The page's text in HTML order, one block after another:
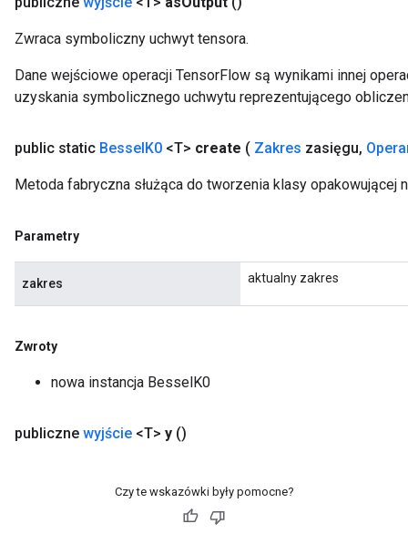
Zwraca symboliczny uchwyt tensora.
Dane wejściowe operacji TensorFlow są wynikami innej
uzyskania symbolicznego uchwytu reprezentującego
public static BesselK0 <T> create ( Zakres zasięgu,
Metoda fabryczna służąca do tworzenia klasy opakowującej
Parametry
zakres aktualny zakres
Zwroty
nowa instancja BesselK0
publiczne wyjście <T> y ()
Czy te wskazówki były pomocne?